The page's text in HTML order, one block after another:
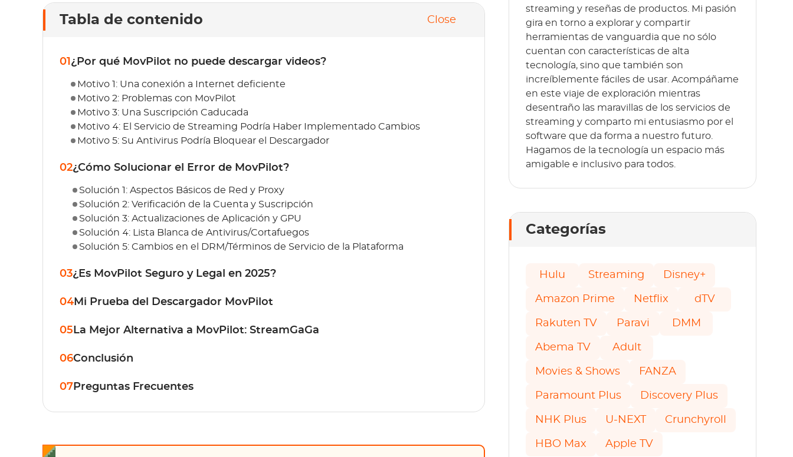
Tabla de contenido Close
01 ¿Por qué MovPilot no puede descargar videos?
Motivo 1: Una conexión a Internet deficiente
Motivo 2: Problemas con MovPilot
Motivo 3: Una Suscripción Caducada
Motivo 4: El Servicio de Streaming Podría Haber Implementado Cambios
Motivo 5: Su Antivirus Podría Bloquear el Descargador
02¿Cómo Solucionar el Error de MovPilot?
Solución 1: Aspectos Básicos de Red y Proxy
Solución 2: Verificación de la Cuenta y Suscripción
Solución 3: Actualizaciones de Aplicación y GPU
Solución 4: Lista Blanca de Antivirus/Cortafuegos
Solución 5: Cambios en el DRM/Términos de Servicio de la Plataforma
03¿Es MovPilot Seguro y Legal en 2025?
04 Mi Prueba del Descargador MovPilot
05 La Mejor Alternativa a MovPilot: StreamGaGa
06Conclusión
07 Preguntas Frecuentes
streaming y reseñas de productos. Mi pasión
gira en torno a explorar y compartir
herramientas de vanguardia que no sólo
cuentan con características de alta
tecnología, sino que también son
increíblemente fáciles de usar. Acompáñame
en este viaje de exploración mientras
desentraño las maravillas de los servicios de
streaming y comparto mi entusiasmo por el
software que da forma a nuestro futuro.
Hagamos de la tecnología un espacio más
amigable e inclusivo para todos.
Categorías
Hulu Streaming Disney+
Amazon Prime Netflix dTV
Rakuten TV Paravi DMM
Abema TV Adult
Movies & Shows FANZA
Paramount Plus Discovery Plus
NHK Plus U-NEXT Crunchyroll
HBO Max Apple TV